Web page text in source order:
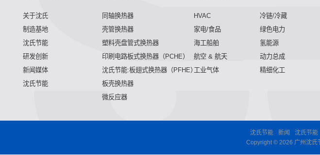
关于沈氏
制造基地
沈氏节能
研发创新
新闻媒体
沈氏节能
同轴换热器
壳管换热器
塑料壳盘管式换热器
印刷电路板式换热器（PCHE）
沈氏节能:板翅式换热器（PFHE）
板壳换热器
微反应器
HVAC
冷链/冷藏
家电/食品
绿色电力
海工船舶
氢能源
航空 & 航天
动力总成
工业气体
精细化工
沈氏节能 新闻 沈氏节能
Copyright © 2026 广州沈氏